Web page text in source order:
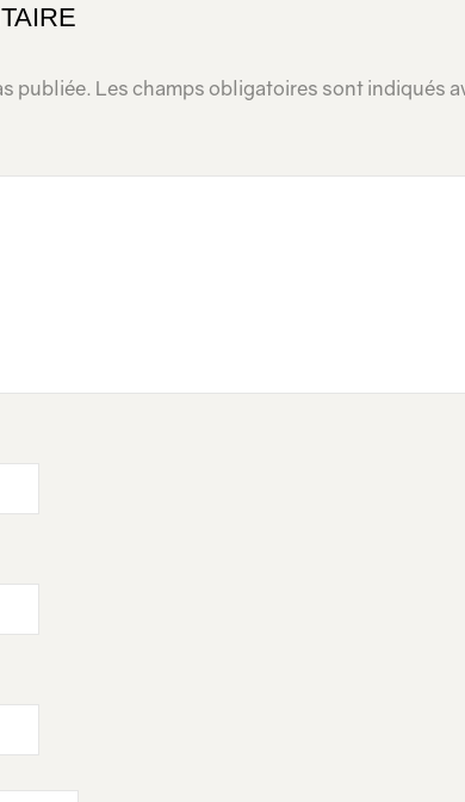
publiée. Les champs obligatoires sont indiqués